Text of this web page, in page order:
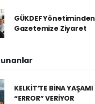
GÜKDEF Yönetiminden
Gazetemize Ziyaret
KELKİT’TE BİNA YAŞAMI
“ERROR” VERİYOR